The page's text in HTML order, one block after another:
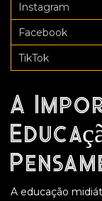
Instagram
Facebook
TikTok
A
A educação